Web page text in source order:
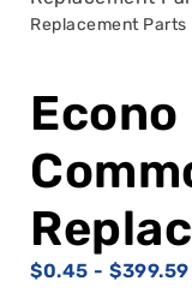
Replacement Parts
$0.45 - $399.59